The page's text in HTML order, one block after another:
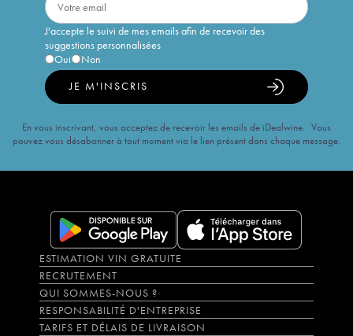
J'accepte le suivi de mes emails afin de recevoir des
suggestions personnalisées
Oui
Non
JE M'INSCRIS
En vous inscrivant, vous acceptez de recevoir les emails de iDealwine. Vous
pouvez vous désabonner à tout moment via le lien présent dans chaque message.
ESTIMATION VIN GRATUITE
RECRUTEMENT
QUI SOMMES-NOUS ?
RESPONSABILITÉ D'ENTREPRISE
TARIFS ET DÉLAIS DE LIVRAISON